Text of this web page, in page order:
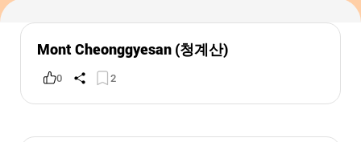
Mont Cheonggyesan (청계산)
0 2